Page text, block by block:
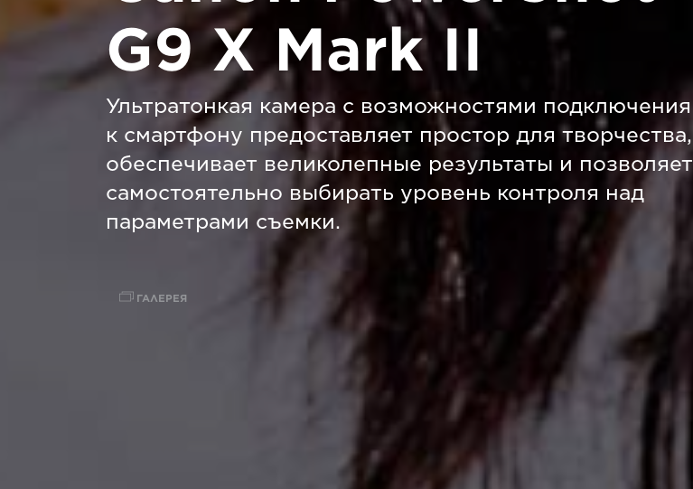
G9 X Mark II
Ультратонкая камера с возможностями подключения
к смартфону предоставляет простор для творчества,
обеспечивает великолепные результаты и позволяет
самостоятельно выбирать уровень контроля над
параметрами съемки.
ГАЛЕРЕЯ